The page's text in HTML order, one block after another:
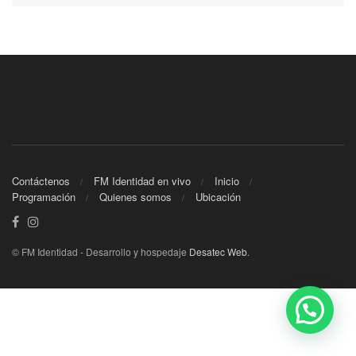
Contáctenos FM Identidad en vivo
Inicio
Programación
Quienes somos Ubicación
© FM Identidad - Desarrollo y hospedaje Desatec Web.